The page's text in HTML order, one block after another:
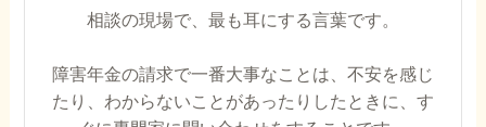
相談の現場で、最も耳にする言葉です。
障害年金の請求で一番大事なことは、不安を感じ
たり、わからないことがあったりしたときに、す